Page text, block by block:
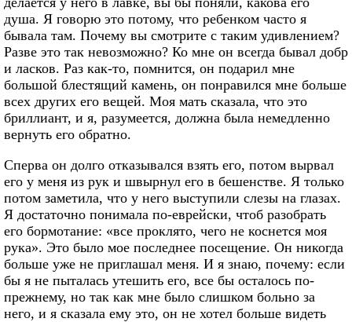
душа. Я говорю это потому, что ребенком часто я
бывала там. Почему вы смотрите с таким удивлением?
Разве это так невозможно? Ко мне он всегда бывал добр
и ласков. Раз как-то, помнится, он подарил мне
большой блестящий камень, он понравился мне больше
всех других его вещей. Моя мать сказала, что это
бриллиант, и я, разумеется, должна была немедленно
вернуть его обратно.
Сперва он долго отказывался взять его, потом вырвал
его у меня из рук и швырнул его в бешенстве. Я только
потом заметила, что у него выступили слезы на глазах.
Я достаточно понимала по-еврейски, чтоб разобрать
его бормотание: «все проклято, чего не коснется моя
рука». Это было мое последнее посещение. Он никогда
больше уже не приглашал меня. И я знаю, почему: если
бы я не пыталась утешить его, все бы осталось по-
прежнему, но так как мне было слишком больно за
него, и я сказала ему это, он не хотел больше видеть